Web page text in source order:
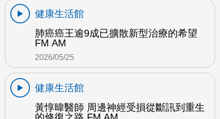
健康生活館
肺癌癌王逾9成已擴散新型治療的希望
FM AM
2026/05/25
健康生活館
黃惇暐醫師 周邊神經受損從斷訊到重生